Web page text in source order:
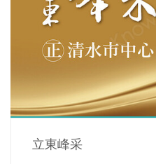
立東峰采